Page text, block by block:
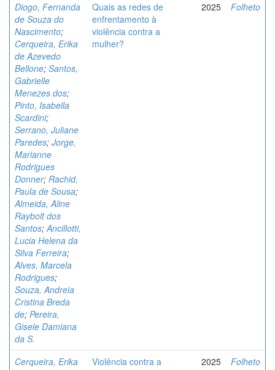
Diogo, Fernanda
de Souza do
Nascimento;
Cerqueira, Erika
de Azevedo
Bellone; Santos,
Gabrielle
Menezes dos;
Pinto, Isabella
Scardini;
Serrano, Juliane
Paredes; Jorge,
Marianne
Rodrigues
Donner; Rachid,
Paula de Sousa;
Almeida, Aline
Raybolt dos
Santos;Ancillotti,
Lucia Helena da
Silva Ferreira;
Alves, Marcela
Rodrigues;
Souza, Andreia
Cristina Breda
de; Pereira,
Gisele Damiana
da S.
Quais as redes de
enfrentamento à
violência contra a
mulher?
2025 Folheto
Cerqueira, Erika
Violência contra a
2025 Folheto